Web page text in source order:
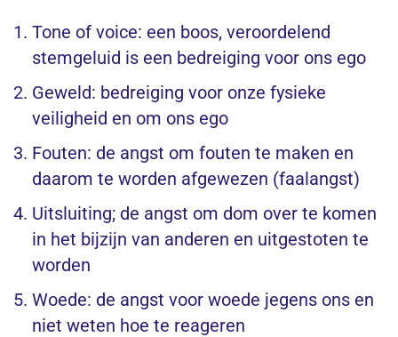
Tone of voice: een boos, veroordelend
stemgeluid is een bedreiging voor ons ego
Geweld: bedreiging voor onze fysieke
veiligheid en om ons ego
Fouten: de angst om fouten te maken en
daarom te worden afgewezen (faalangst)
Uitsluiting; de angst om dom over te komen
in het bijzijn van anderen en uitgestoten te
worden
Woede: de angst voor woede jegens ons en
niet weten hoe te reageren